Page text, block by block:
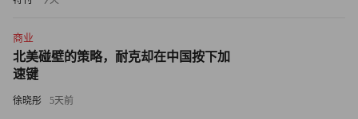
习的赛道上，敢于走出舒适区去补齐沟通短板，能够挖掘并
释放个人潜能。
·面对由人工智能主导的就业市场，摩根大通CEO指出，仅
商业
北美碰壁的策略，耐克却在中国按下加
速键
徐晓彤 5天前